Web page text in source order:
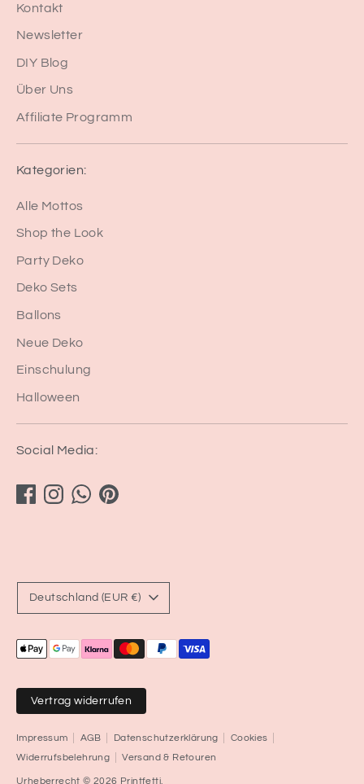
Kontakt
Newsletter
DIY Blog
Über Uns
Affiliate Programm
Kategorien:
Alle Mottos
Shop the Look
Party Deko
Deko Sets
Ballons
Neue Deko
Einschulung
Halloween
Social Media:
Vertrag widerrufen
Impressum AGB Datenschutzerklärung
Cookies
Widerrufsbelehrung
Versand & Retouren
Urheberrecht © 2026 Printfetti
Währung
Deutschland (EUR €)
Akzeptierte